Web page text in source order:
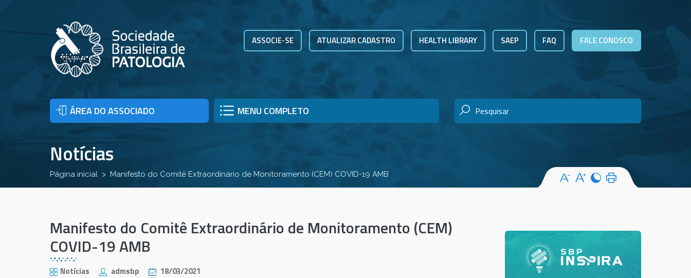
ASSOCIE-SE ATUALIZAR CADASTRO HEALTH LIBRARY SAEP FAQ FALE CONOSCO
ÁREA DO ASSOCIADO MENU COMPLETO
Notícias
Página inicial Manifesto do Comitê Extraordinário de Monitoramento (CEM) COVID-19 AMB
Manifesto do Comitê Extraordinário de Monitoramento (CEM)
COVID-19 AMB
Notícias admsbp 18/03/2021